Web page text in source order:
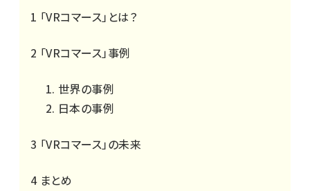
1 「VRコマース」とは？
2 「VRコマース」事例
世界の事例
日本の事例
3 「VRコマース」の未来
4 まとめ